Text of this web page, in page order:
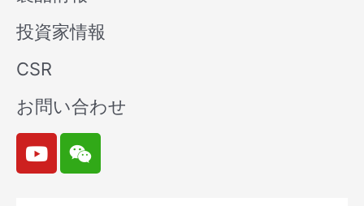
投資家情報
CSR
お問い合わせ
Y
o
W
e